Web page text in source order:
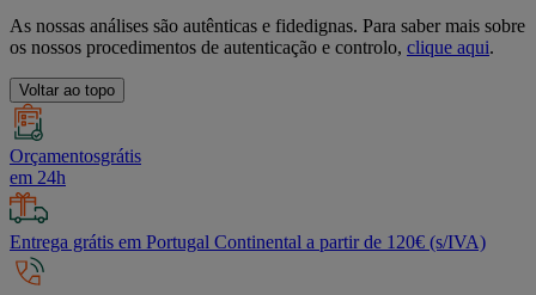
As nossas análises são autênticas e fidedignas. Para saber mais sobre
os nossos procedimentos de autenticação e controlo, clique aqui.
Voltar ao topo
Orçamentosgrátis
em 24h
Entrega grátis em Portugal Continental a partir de 120€ (s/IVA)